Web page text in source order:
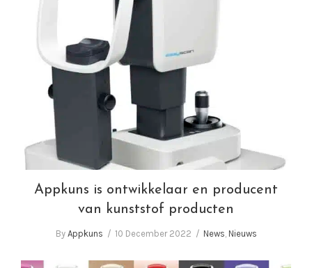
Appkuns is ontwikkelaar en producent van
kunststof producten
Appkuns is ontwikkelaar en producent
van kunststof producten
By Appkuns 10 December 2022 News, Nieuws